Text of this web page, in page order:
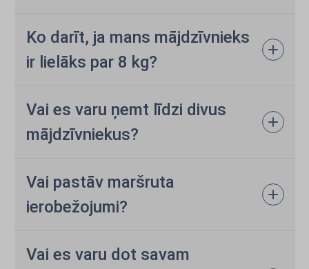
Ko darīt, ja mans mājdzīvnieks
ir lielāks par 8 kg?
Vai es varu ņemt līdzi divus
mājdzīvniekus?
Vai pastāv maršruta
ierobežojumi?
Vai es varu dot savam